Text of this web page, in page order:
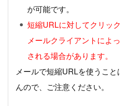
が可能です。
短縮URLに対してクリッ
メールクライアントによ
される場合があります。
メールで短縮URLを使うこ
んので、ご注意ください。